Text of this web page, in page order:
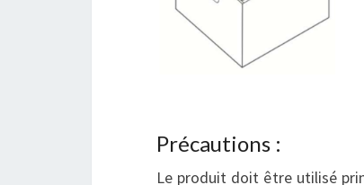
Précautions :
Le produit doit être utilisé